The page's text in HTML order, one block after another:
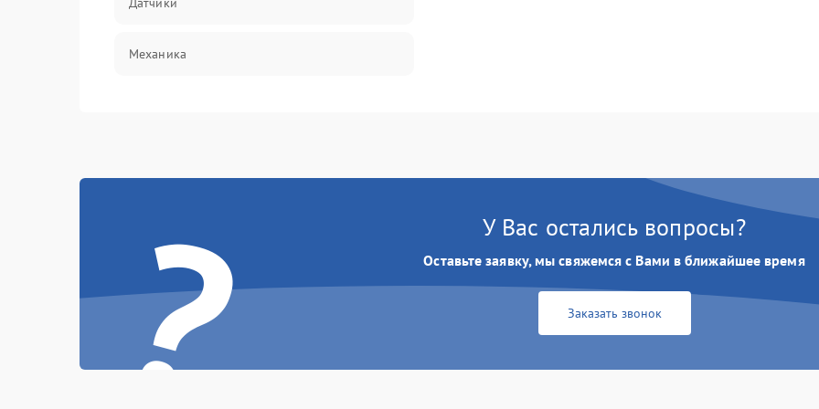
Механика
? У Вас остались вопросы?
Оставьте заявку, мы свяжемся с Вами в ближайшее время
Заказать звонок